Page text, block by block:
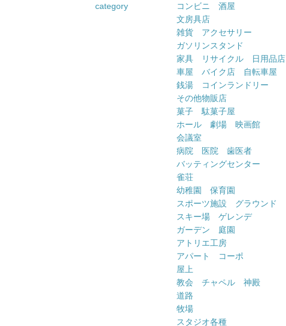
category
コンビニ 酒屋
文房具店
雑貨 アクセサリー
ガソリンスタンド
家具 リサイクル 日用品店
車屋 バイク店 自転車屋
銭湯 コインランドリー
その他物販店
菓子 駄菓子屋
ホール 劇場 映画館
会議室
病院 医院 歯医者
バッティングセンター
雀荘
幼稚園 保育園
スポーツ施設 グラウンド
スキー場 ゲレンデ
ガーデン 庭園
アトリエ工房
アパート コーポ
屋上
教会 チャペル 神殿
道路
牧場
スタジオ各種